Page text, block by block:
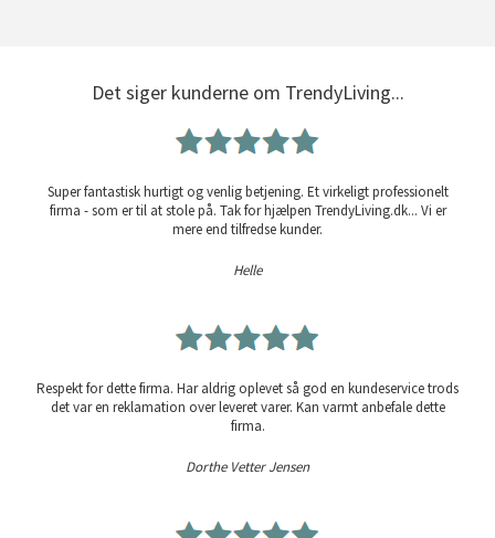
Det siger kunderne om TrendyLiving...
Super fantastisk hurtigt og venlig betjening. Et virkeligt professionelt
firma - som er til at stole på. Tak for hjælpen TrendyLiving.dk... Vi er
mere end tilfredse kunder.
Helle
Respekt for dette firma. Har aldrig oplevet så god en kundeservice trods
det var en reklamation over leveret varer. Kan varmt anbefale dette
firma.
Dorthe Vetter Jensen